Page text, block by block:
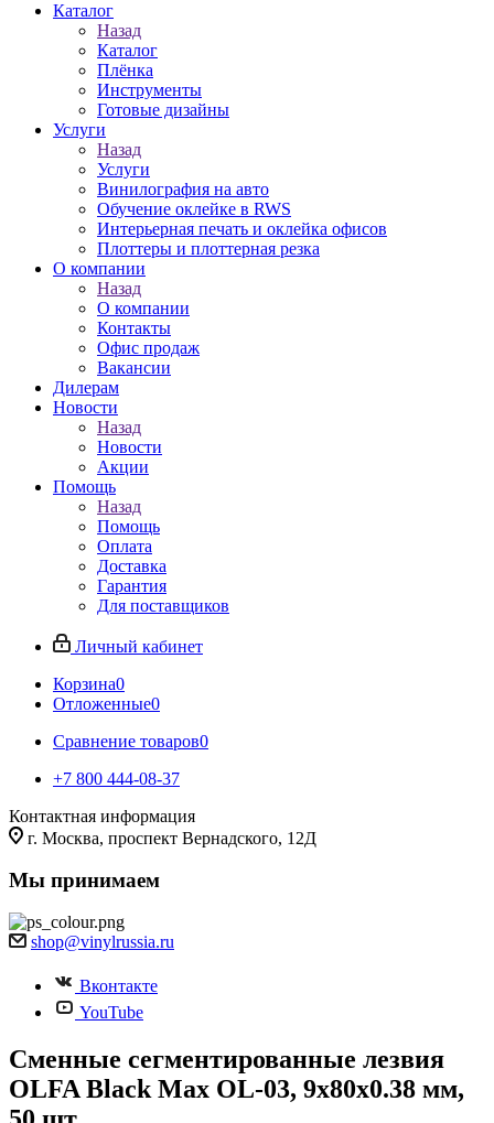
Каталог
Назад
Каталог
Плёнка
Инструменты
Готовые дизайны
Услуги
Назад
Услуги
Винилография на авто
Обучение оклейке в RWS
Интерьерная печать и оклейка офисов
Плоттеры и плоттерная резка
О компании
Назад
О компании
Контакты
Офис продаж
Вакансии
Дилерам
Новости
Назад
Новости
Акции
Помощь
Назад
Помощь
Оплата
Доставка
Гарантия
Для поставщиков
Личный кабинет
Корзина0
Отложенные0
Сравнение товаров0
+7 800 444-08-37
Контактная информация
г. Москва, проспект Вернадского, 12Д
Мы принимаем
shop@vinylrussia.ru
Вконтакте
YouTube
Сменные сегментированные лезвия
OLFA Black Max OL-03, 9х80х0.38 мм,